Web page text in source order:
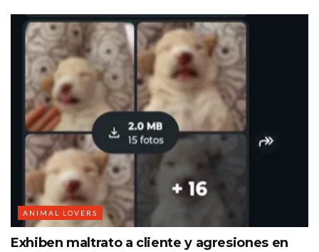
ANIMAL LOVERS
Exhiben maltrato a cliente y agresiones en